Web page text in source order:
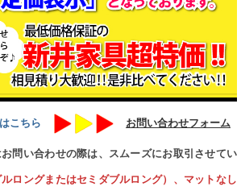
こちら お問い合わせフォーム
問い合わせの際は、スムーズにお取引させてい
ロングまたはセミダブルロング）、マットなし